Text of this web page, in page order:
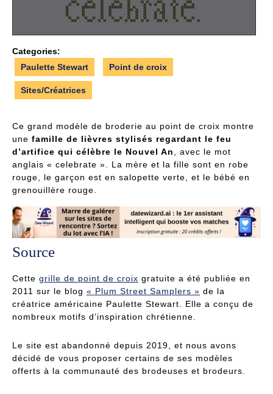
Categories:
Paulette Stewart
Point de croix
Sites/Créatrices
Ce grand modèle de broderie au point de croix montre
une famille de lièvres stylisés regardant le feu
d’artifice qui célèbre le Nouvel An
, avec le mot
anglais « celebrate ». La mère et la fille sont en robe
rouge, le garçon est en salopette verte, et le bébé en
grenouillère rouge.
Source
Cette grille de point de croix gratuite a été publiée en
2011 sur le blog « Plum Street Samplers » de la
créatrice américaine Paulette Stewart. Elle a conçu de
nombreux motifs d’inspiration chrétienne.
Le site est abandonné depuis 2019, et nous avons
décidé de vous proposer certains de ses modèles
offerts à la communauté des brodeuses et brodeurs.